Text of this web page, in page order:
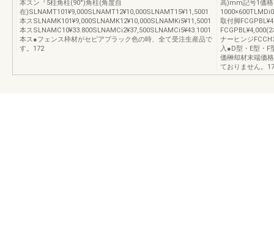
本スン『5柱角柱(90°)角柱(角度自
在)SLNAMT101¥9,000SLNAMT12¥10,000SLNAMT15¥11,5001
本スSLNAMK101¥9,000SLNAMK12¥10,000SLNAMKi5¥11,5001
本スSLNAMC10¥33.800SLNAMCi2¥37,500SLNAMCi5¥43.1001
本ス●フェンス枠材がセビアプラック色の時、全て受注生産品で
す。172
高)mm記号1価格
取付脚
ナーヒンジ
入●D型・E型・
価榊却材末端価
ておりません。